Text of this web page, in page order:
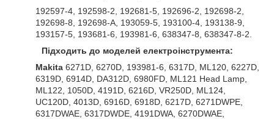
192597-4, 192598-2, 192681-5, 192696-2, 192698-2,
192698-8, 192698-A, 193059-5, 193100-4, 193138-9,
193157-5, 193681-6, 193981-6, 638347-8, 638347-8-2.
Підходить до моделей електроінструмента:
Makita 6271D, 6270D, 193981-6, 6317D, ML120, 6227D,
6319D, 6914D, DA312D, 6980FD, ML121 Head Lamp,
ML122, 1050D, 4191D, 6216D, VR250D, ML124,
UC120D, 4013D, 6916D, 6918D, 6217D, 6271DWPE,
6317DWAE, 6317DWDE, 4191DWA, 6270DWAE,